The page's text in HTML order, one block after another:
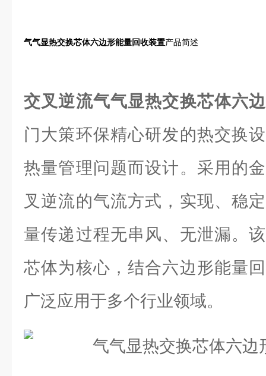
气气显热交换芯体六边形能量回收装置产品简述
交叉逆流气气显热交换芯体六
门大策环保精心研发的热交换
热量管理问题而设计。采用的
叉逆流的气流方式，实现、稳
量传递过程无串风、无泄漏。
芯体为核心，结合六边形能量
广泛应用于多个行业领域。